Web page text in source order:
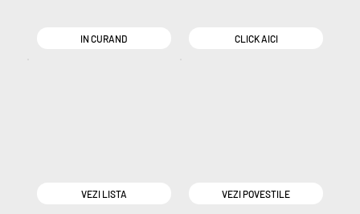
IN CURAND CLICK AICI
VEZI LISTA VEZI POVESTILE